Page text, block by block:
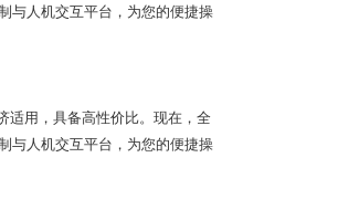
与人机交互平台，为您的便捷操
适用，具备高性价比。现在，全
与人机交互平台，为您的便捷操